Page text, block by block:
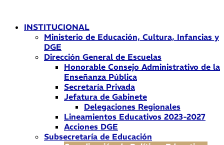
contenidoINSTITUCIONAL
Ministerio de Educación, Cultura, Infancias y
DGE
Dirección General de Escuelas
Honorable Consejo Administrativo de la
Enseñanza Pública
Secretaría Privada
Jefatura de Gabinete
Delegaciones Regionales
Lineamientos Educativos 2023-2027
Acciones DGE
Subsecretaría de Educación